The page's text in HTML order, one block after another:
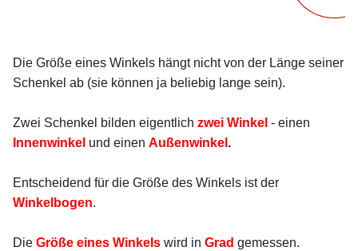
Die Größe eines Winkels hängt nicht von der Länge seiner
Schenkel ab (sie können ja beliebig lange sein).
Zwei Schenkel bilden eigentlich zwei Winkel - einen
Innenwinkel und einen Außenwinkel .
Entscheidend für die Größe des Winkels ist der
Winkelbogen.
Die Größe eines Winkels wird in Grad gemessen.